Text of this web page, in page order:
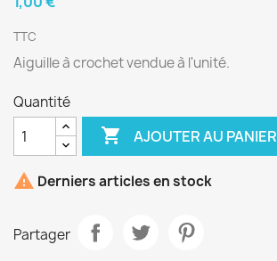
TTC
Aiguille à crochet vendue à l'unité.
Quantité
 AJOUTER AU PANIER
 Derniers articles en stock
Partager